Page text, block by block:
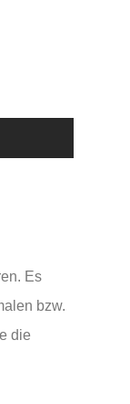
Es
bzw.
die